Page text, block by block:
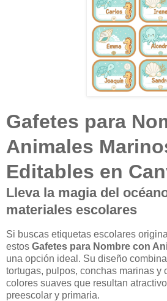
Gafetes para
Animales
Editables en
Lleva la magia del
materiales escolares
Si buscas etiquetas escolares
estos Gafetes para Nombre con
una opción ideal. Su diseño
tortugas, pulpos, conchas marinas y
colores suaves que resultan
preescolar y primaria.